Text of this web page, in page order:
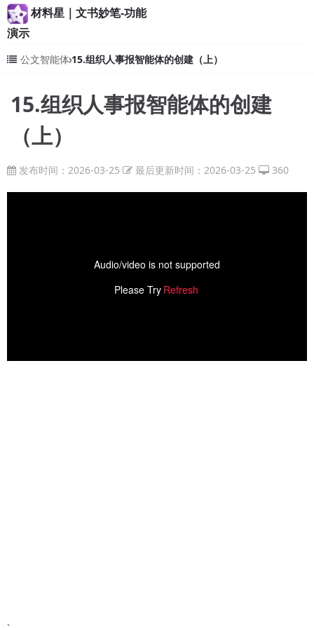
材料星｜文书妙笔-功能
演示
公文智能体 15.组织人事报智能体的创建（上）
15.组织人事报智能体的创建
（上）
发布时间：2026-03-25 最后更新时间：2026-03-25 360
Audio/video is not supported
Please Try Refresh